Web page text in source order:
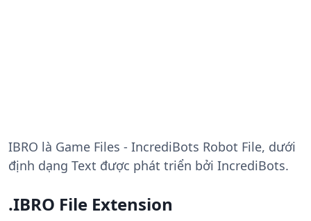
IBRO là Game Files - IncrediBots Robot File, dưới
định dạng Text được phát triển bởi IncrediBots.
.IBRO File Extension